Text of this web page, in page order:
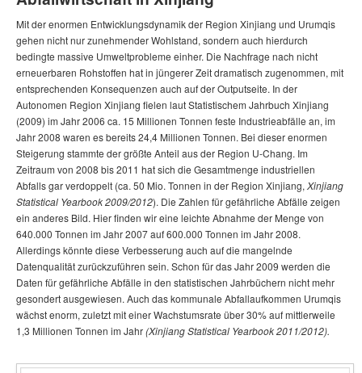
Mit der enormen Entwicklungsdynamik der Region Xinjiang und Urumqis
gehen nicht nur zunehmender Wohlstand, sondern auch hierdurch
bedingte massive Umweltprobleme einher. Die Nachfrage nach nicht
erneuerbaren Rohstoffen hat in jüngerer Zeit dramatisch zugenommen, mit
entsprechenden Konsequenzen auch auf der Outputseite. In der
Autonomen Region Xinjiang fielen laut Statistischem Jahrbuch Xinjiang
(2009) im Jahr 2006 ca. 15 Millionen Tonnen feste Industrieabfälle an, im
Jahr 2008 waren es bereits 24,4 Millionen Tonnen. Bei dieser enormen
Steigerung stammte der größte Anteil aus der Region U-Chang. Im
Zeitraum von 2008 bis 2011 hat sich die Gesamtmenge industriellen
Abfalls gar verdoppelt (ca. 50 Mio. Tonnen in der Region Xinjiang, Xinjiang
Statistical Yearbook 2009/2012). Die Zahlen für gefährliche Abfälle zeigen
ein anderes Bild. Hier finden wir eine leichte Abnahme der Menge von
640.000 Tonnen im Jahr 2007 auf 600.000 Tonnen im Jahr 2008.
Allerdings könnte diese Verbesserung auch auf die mangelnde
Datenqualität zurückzuführen sein. Schon für das Jahr 2009 werden die
Daten für gefährliche Abfälle in den statistischen Jahrbüchern nicht mehr
gesondert ausgewiesen. Auch das kommunale Abfallaufkommen Urumqis
wächst enorm, zuletzt mit einer Wachstumsrate über 30% auf mittlerweile
1,3 Millionen Tonnen im Jahr(Xinjiang Statistical Yearbook 2011/2012).